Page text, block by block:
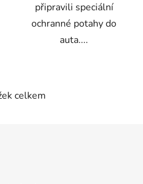
připravili speciální
ochranné potahy do
auta....
Ocelkem